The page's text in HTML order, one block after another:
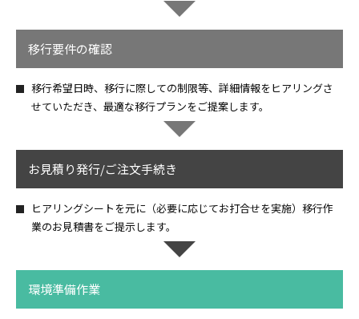
移行要件の確認
移行希望日時、移行に際しての制限等、詳細情報をヒアリングさ
せていただき、最適な移行プランをご提案します。
お見積り発行/ご注文手続き
ヒアリングシートを元に（必要に応じてお打合せを実施）移行作
業のお見積書をご提示します。
環境準備作業